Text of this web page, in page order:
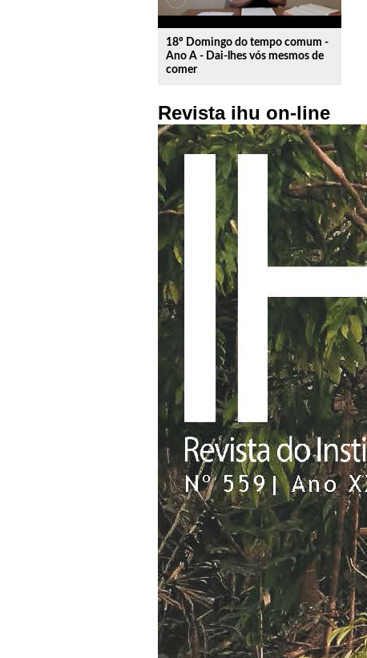
18º Domingo do tempo comum -
Ano A - Dai-lhes vós mesmos de
comer
Revista ihu on-line